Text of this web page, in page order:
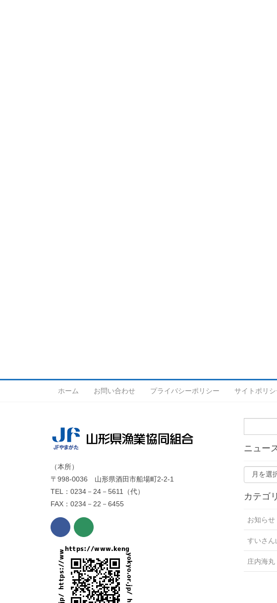
ホーム お問い合わせ プライバシーポリシー サイトポリシ
（本所）
〒998-0036 山形県酒田市船場町2-2-1
TEL：0234－24－5611（代）
FAX：0234－22－6455
ニュー
カテゴ
お知らせ
すいさん
庄内海丸